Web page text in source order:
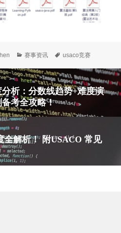
分
赛事资讯
标
usaco竞赛
析：分数线趋势+难度演
考全攻略！
全解析！ 附USACO 常见